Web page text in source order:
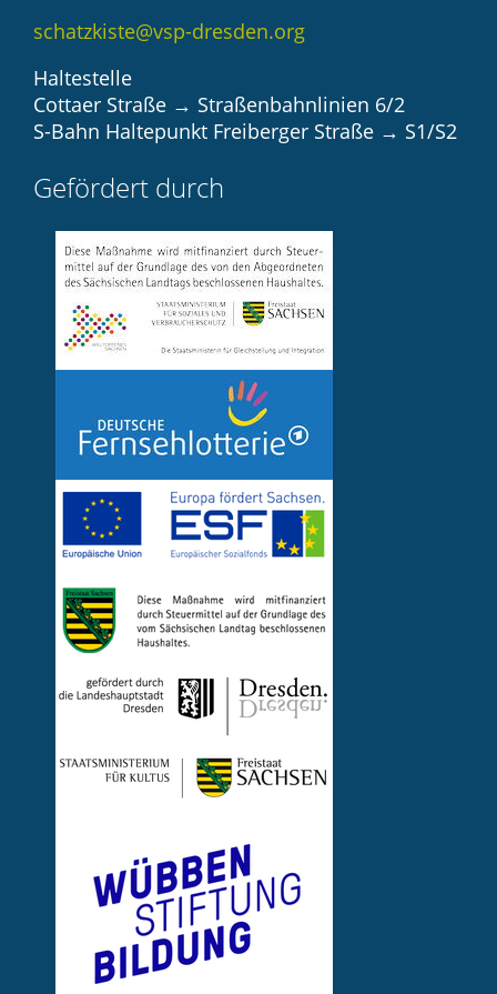
schatzkiste@vsp-dresden.org
Haltestelle
Cottaer Straße → Straßenbahnlinien 6/2
S-Bahn Haltepunkt Freiberger Straße → S1/S2
Gefördert durch